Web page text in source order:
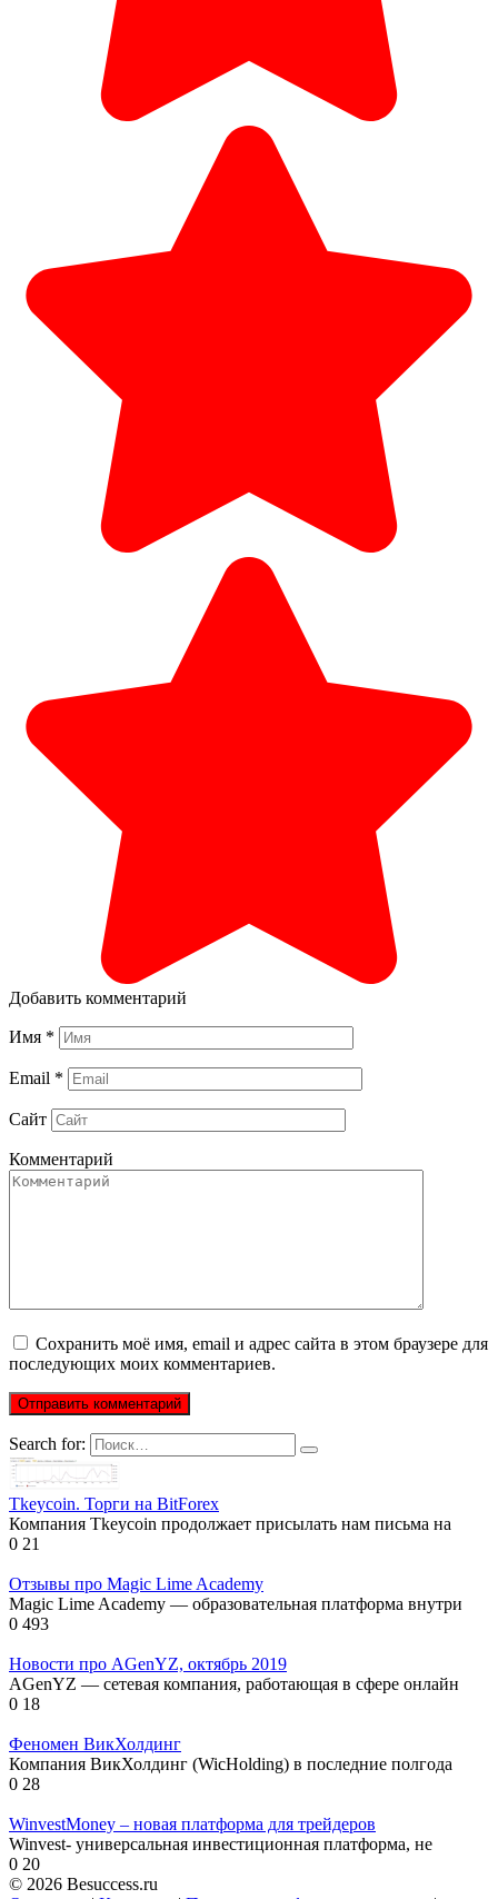
Добавить комментарий
Имя *
Email *
Сайт
Комментарий
Сохранить моё имя, email и адрес сайта в этом браузере для
последующих моих комментариев.
Search for:
Tkeycoin. Торги на BitForex
Компания Tkeycoin продолжает присылать нам письма на
0 21
Отзывы про Magic Lime Academy
Magic Lime Academy — образовательная платформа внутри
0 493
Новости про AGenYZ, октябрь 2019
AGenYZ — сетевая компания, работающая в сфере онлайн
0 18
Феномен ВикХолдинг
Компания ВикХолдинг (WicHolding) в последние полгода
0 28
WinvestMoney – новая платформа для трейдеров
Winvest- универсальная инвестиционная платформа, не
0 20
© 2026 Besuccess.ru